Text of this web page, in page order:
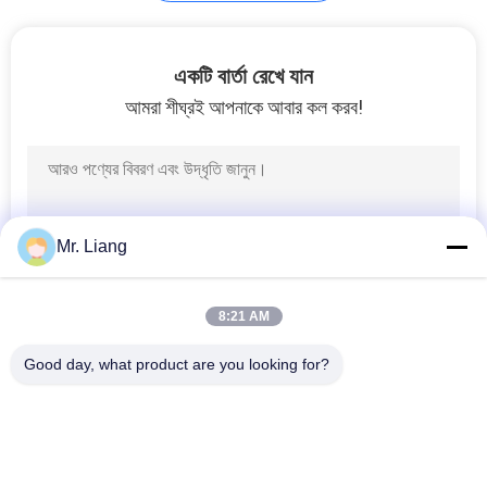
মেডিকেল ডিভাইস পরীক্ষক
টেক্সটাইল টেস্টিং যন্ত্রপাতি
একটি বার্তা রেখে যান
আমরা শীঘ্রই আপনাকে আবার কল করব!
Mr. Liang
8:21 AM
Good day, what product are you looking for?